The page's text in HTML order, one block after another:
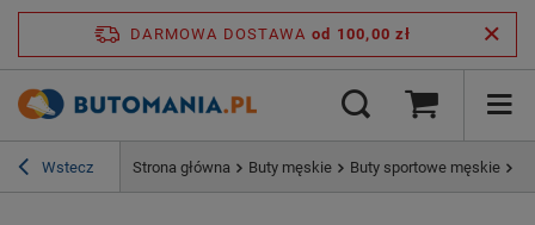
DARMOWA DOSTAWA od 100,00 zł
Wstecz Strona główna Buty męskie Buty sportowe męskie